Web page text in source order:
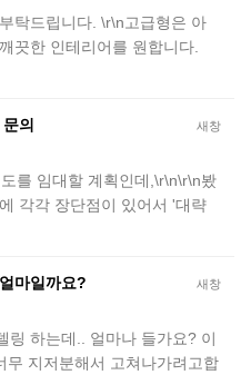
탁드립니다. \r\n고급형은 아
끗한 인테리어를 원합니다.
새창
의
를 임대할 계획인데,\r\n\r\n봤
각각 장단점이 있어서 '대략
새창
마일까요?
링 하는데.. 얼마나 들가요? 이
무 지저분해서 고쳐나가려고합